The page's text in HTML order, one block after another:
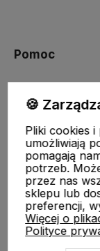
Pomoc
O nas
Moje konto
🍪
Pliki cookies
umożliwiają
pomagają
potrzeb.
przez nas
sklepu lub
preferencji,
Więcej o
Polityce